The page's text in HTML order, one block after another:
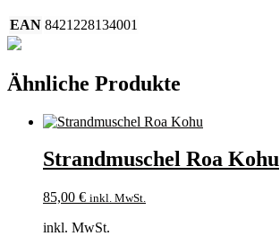
EAN 8421228134001
Ähnliche Produkte
Strandmuschel Roa Kohu
85,00 € inkl. MwSt.
inkl. MwSt.